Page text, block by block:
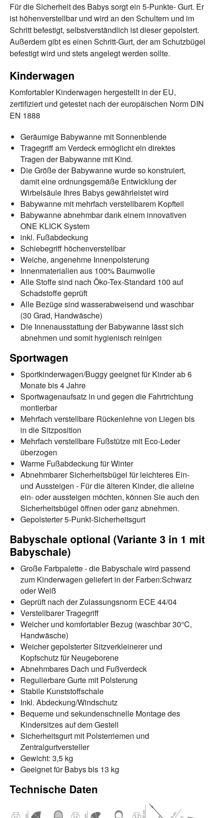
Für die Sicherheit des Babys sorgt ein 5-Punkte- Gurt. Er
ist höhenverstellbar und wird an den Schultern und im
Schritt befestigt, selbstverständlich ist dieser gepolstert.
Außerdem gibt es einen Schritt-Gurt, der am Schutzbügel
befestigt wird und stets angelegt werden sollte.
Kinderwagen
Komfortabler Kinderwagen hergestellt in der EU,
zertifiziert und getestet nach der europäischen Norm DIN
EN 1888
Geräumige Babywanne mit Sonnenblende
Tragegriff am Verdeck ermöglicht ein direktes
Tragen der Babywanne mit Kind.
Die Größe der Babywanne wurde so konstruiert,
damit eine ordnungsgemäße Entwicklung der
Wirbelsäule Ihres Babys gewährleistet wird
Babywanne mit mehrfach verstellbarem Kopfteil
Babywanne abnehmbar dank einem innovativen
ONE KLICK System
inkl. Fußabdeckung
Schiebegriff höchenverstellbar
Weiche, angenehme Innenpolsterung
Innenmaterialien aus 100% Baumwolle
Alle Stoffe sind nach Öko-Tex-Standard 100 auf
Schadstoffe geprüft
Alle Bezüge sind wasserabweisend und waschbar
(30 Grad, Handwäsche)
Die Innenausstattung der Babywanne lässt sich
abnehmen und somit hygienisch reinigen
Sportwagen
Sportkinderwagen/Buggy geeignet für Kinder ab 6
Monate bis 4 Jahre
Sportwagenaufsatz in und gegen die Fahrtrichtung
montierbar
Mehrfach verstellbare Rückenlehne von Liegen bis
in die Sitzposition
Mehrfach verstellbare Fußstütze mit Eco-Leder
überzogen
Warme Fußabdeckung für Winter
Abnehmbarer Sicherheitsbügel für leichteres Ein-
und Aussteigen - Für die älteren Kinder, die alleine
ein- oder aussteigen möchten, können Sie auch den
Sicherheitsbügel öffnen oder ganz abnehmen.
Gepolsterter 5-Punkt-Sicherheitsgurt
Babyschale optional (Variante 3 in 1 mit
Babyschale)
Große Farbpalette - die Babyschale wird passend
zum Kinderwagen geliefert in der Farben:Schwarz
oder Weiß
Geprüft nach der Zulassungsnorm ECE 44/04
Verstellbarer Tragegriff
Weicher und komfortabler Bezug (waschbar 30°C,
Handwäsche)
Weicher gepolsterter Sitzverkleinerer und
Kopfschutz für Neugeborene
Abnehmbares Dach und Fußverdeck
Regulierbare Gurte mit Polsterung
Stabile Kunststoffschale
Inkl. Abdeckung/Windschutz
Bequeme und sekundenschnelle Montage des
Kindersitzes auf dem Gestell
Sicherheitsgurt mit Polsterriemen und
Zentralgurtversteller
Gewicht: 3,5 kg
Geeignet für Babys bis 13 kg
Technische Daten